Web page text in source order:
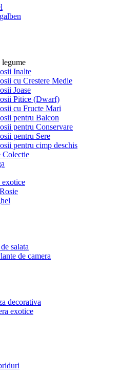
legume
Inalte
cu Crestere Medie
Joase
Pitice (Dwarf)
cu Fructe Mari
pentru Balcon
pentru Conservare
pentru Sere
pentru cimp deschis
Colectie
exotice
salata
de camera
decorativa
exotice